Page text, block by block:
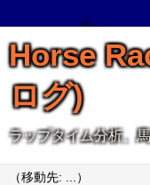
Horse
ログ)
ラップタイム分析、